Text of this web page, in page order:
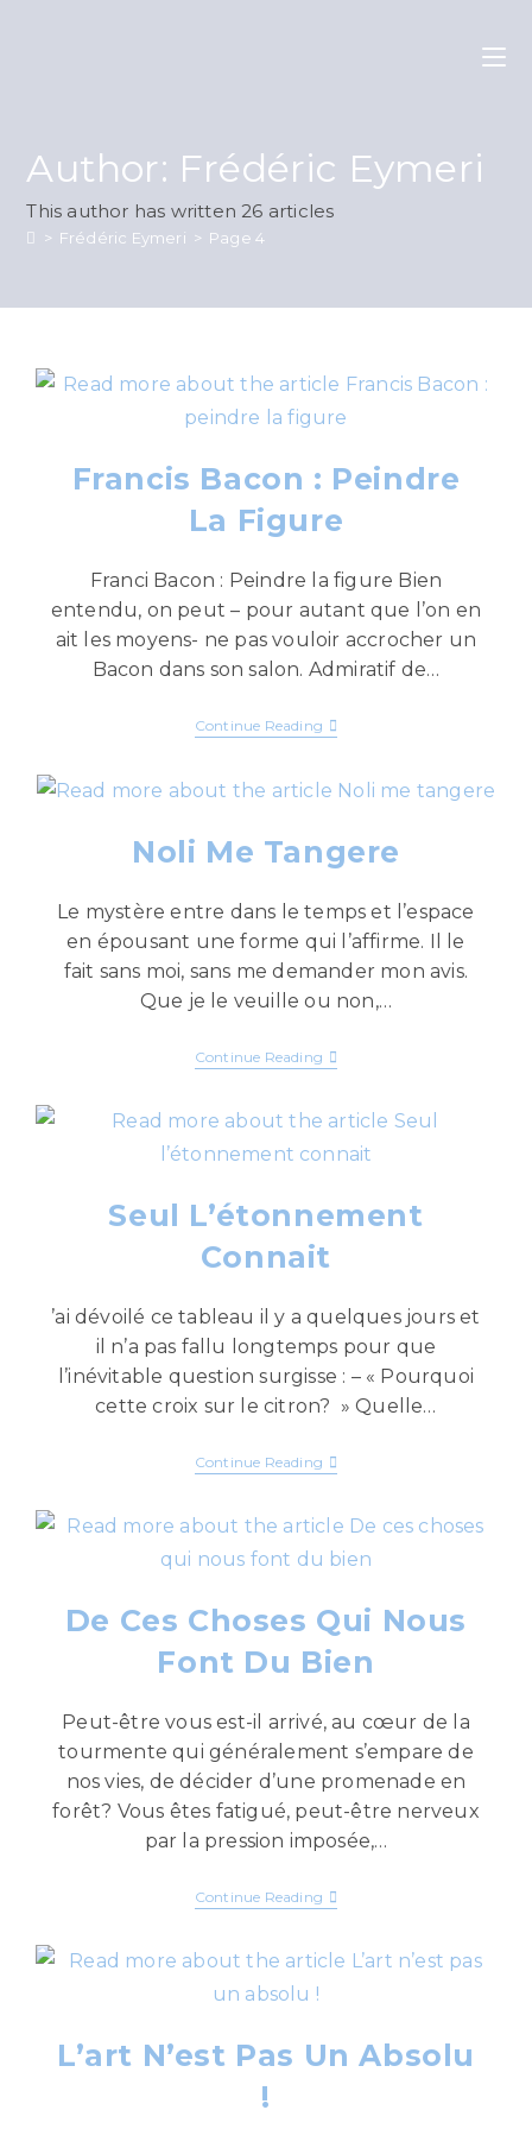
Author: Frédéric Eymeri
This author has written 26 articles
> Frédéric Eymeri > Page 4
Francis Bacon : Peindre
La Figure
Franci Bacon : Peindre la figure Bien
entendu, on peut – pour autant que l’on en
ait les moyens- ne pas vouloir accrocher un
Bacon dans son salon. Admiratif de…
Continue Reading
Noli Me Tangere
Le mystère entre dans le temps et l’espace
en épousant une forme qui l’affirme. Il le
fait sans moi, sans me demander mon avis.
Que je le veuille ou non,…
Continue Reading
Seul L’étonnement
Connait
’ai dévoilé ce tableau il y a quelques jours et
il n’a pas fallu longtemps pour que
l’inévitable question surgisse : – « Pourquoi
cette croix sur le citron? » Quelle…
Continue Reading
De Ces Choses Qui Nous
Font Du Bien
Peut-être vous est-il arrivé, au cœur de la
tourmente qui généralement s’empare de
nos vies, de décider d’une promenade en
forêt? Vous êtes fatigué, peut-être nerveux
par la pression imposée,…
Continue Reading
L’art N’est Pas Un Absolu
!